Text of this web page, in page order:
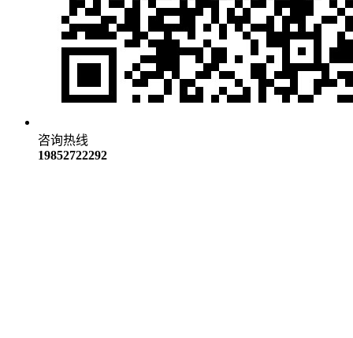
咨询热线
19852722292